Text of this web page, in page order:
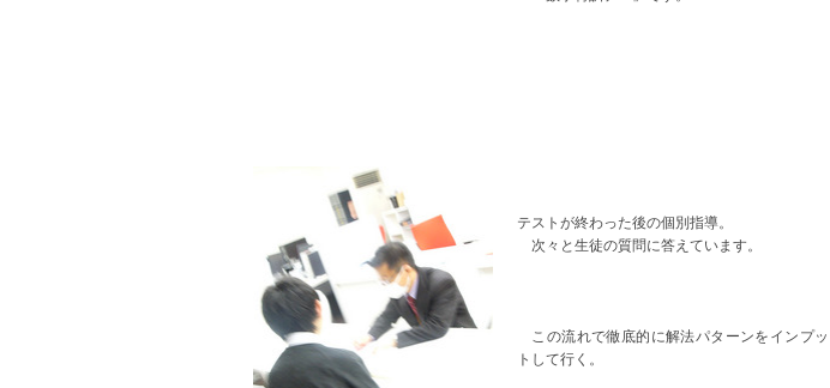
テストが終わった後の個別指導。
次々と生徒の質問に答えています。
この流れで徹底的に解法パターンをインプッ
トして行く。